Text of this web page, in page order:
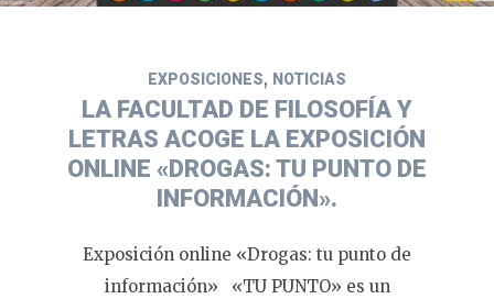
EXPOSICIONES, NOTICIAS
LA FACULTAD DE FILOSOFÍA Y
LETRAS ACOGE LA EXPOSICIÓN
ONLINE «DROGAS: TU PUNTO DE
INFORMACIÓN».
Exposición online «Drogas: tu punto de
información» «TU PUNTO» es un